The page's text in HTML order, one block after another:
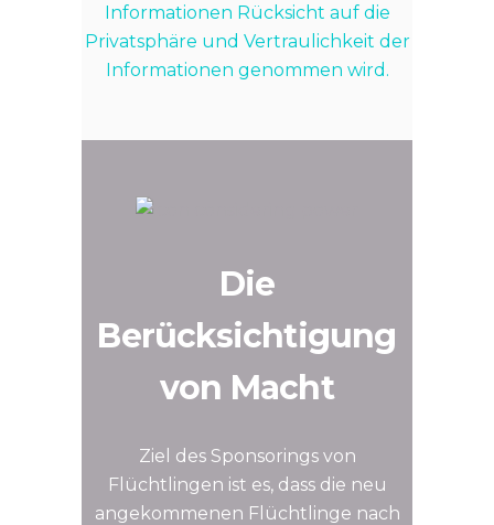
Informationen Rücksicht auf die
Privatsphäre und Vertraulichkeit der
Informationen genommen wird.
Die
Berücksichtigung
von Macht
Ziel des Sponsorings von
Flüchtlingen ist es, dass die neu
angekommenen Flüchtlinge nach